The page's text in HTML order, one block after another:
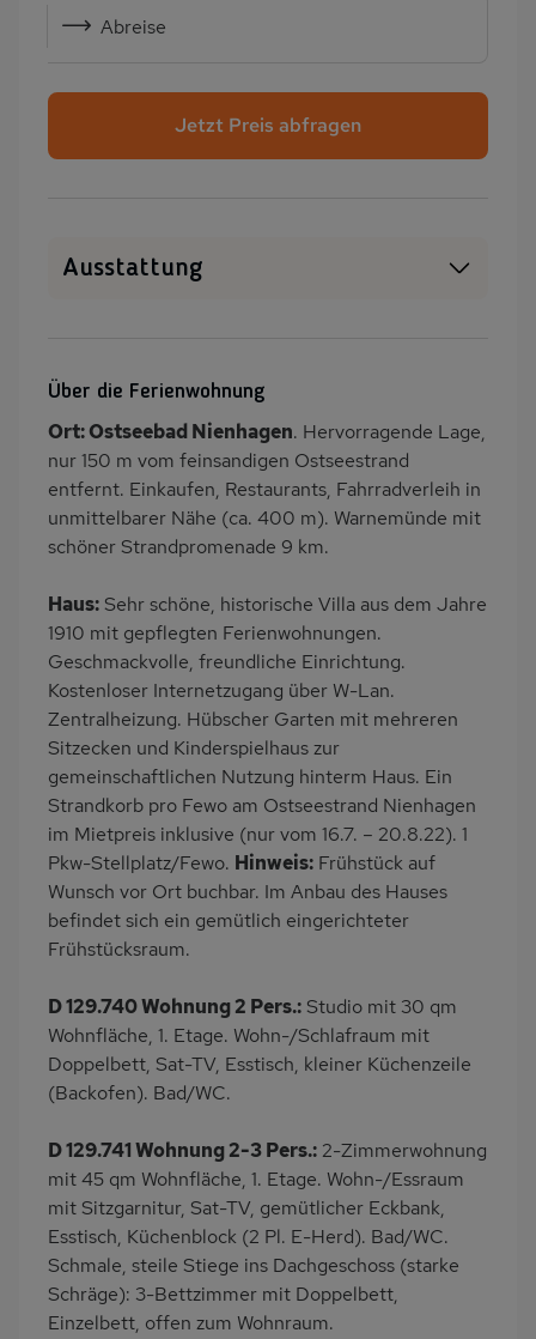
Abreise
Jetzt Preis abfragen
Ausstattung
Dusche/WC
Küche
Herd (4 Kochfelder)
Backofen
Kühlschrank
Babybett
Kinderhochstuhl
Fahrradverleih
Nichtraucher
Frühstück möglich
Haustiere/Hund
verboten
Bettwäsche mietbar
Handtücher mietbar
Über die Ferienwohnung
Ort: Ostseebad Nienhagen. Hervorragende Lage,
nur 150 m vom feinsandigen Ostseestrand
entfernt. Einkaufen, Restaurants, Fahrradverleih in
unmittelbarer Nähe (ca. 400 m). Warnemünde mit
schöner Strandpromenade 9 km.
Haus: Sehr schöne, historische Villa aus dem Jahre
1910 mit gepflegten Ferienwohnungen.
Geschmackvolle, freundliche Einrichtung.
Kostenloser Internetzugang über W-Lan.
Zentralheizung. Hübscher Garten mit mehreren
Sitzecken und Kinderspielhaus zur
gemeinschaftlichen Nutzung hinterm Haus. Ein
Strandkorb pro Fewo am Ostseestrand Nienhagen
im Mietpreis inklusive (nur vom 16.7. – 20.8.22). 1
Pkw-Stellplatz/Fewo. Hinweis: Frühstück auf
Wunsch vor Ort buchbar. Im Anbau des Hauses
befindet sich ein gemütlich eingerichteter
Frühstücksraum.
D 129.740 Wohnung 2 Pers.: Studio mit 30 qm
Wohnfläche, 1. Etage. Wohn-/Schlafraum mit
Doppelbett, Sat-TV, Esstisch, kleiner Küchenzeile
(Backofen). Bad/WC.
D 129.741 Wohnung 2-3 Pers.: 2-Zimmerwohnung
mit 45 qm Wohnfläche, 1. Etage. Wohn-/Essraum
mit Sitzgarnitur, Sat-TV, gemütlicher Eckbank,
Esstisch, Küchenblock (2 Pl. E-Herd). Bad/WC.
Schmale, steile Stiege ins Dachgeschoss (starke
Schräge): 3-Bettzimmer mit Doppelbett,
Einzelbett, offen zum Wohnraum.